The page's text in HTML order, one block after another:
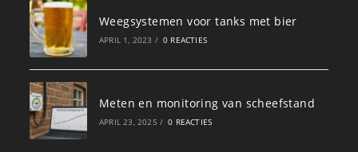
Weegsystemen voor tanks met bier
APRIL 1, 2023 / 0 REACTIES
Meten en monitoring van scheefstand
APRIL 23, 2025 / 0 REACTIES